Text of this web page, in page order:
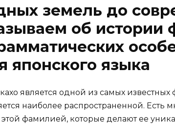
земель до
об истории
японского языка
является одной из самых
наиболее распространенной. Есть
этой фамилией, которые делают ее